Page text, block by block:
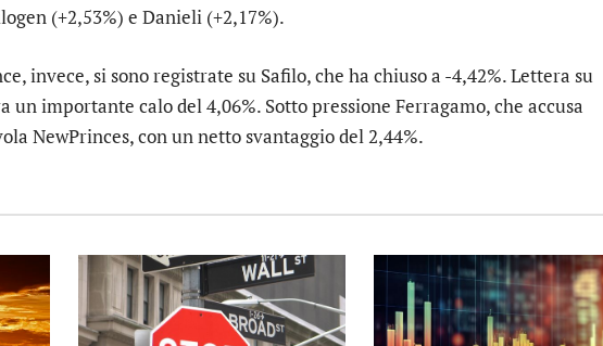
(+2,53%) e Danieli (+2,17%).
invece, si sono registrate su Safilo, che ha chiuso a -4,42%. Lettera su
un importante calo del 4,06%. Sotto pressione Ferragamo, che accusa
NewPrinces, con un netto svantaggio del 2,44%.